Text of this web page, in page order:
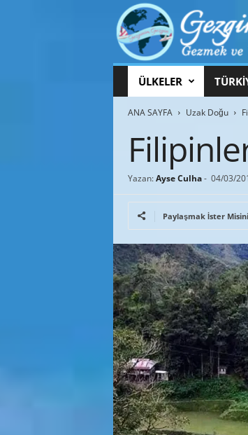
z
i
n
ÜLKELER
ANA SAYFA Uzak Doğu
Yazan: Ayse Culha- 04/03/
Paylaşmak İster